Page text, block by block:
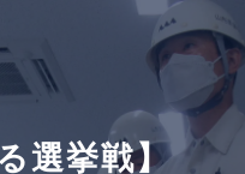
選挙戦】